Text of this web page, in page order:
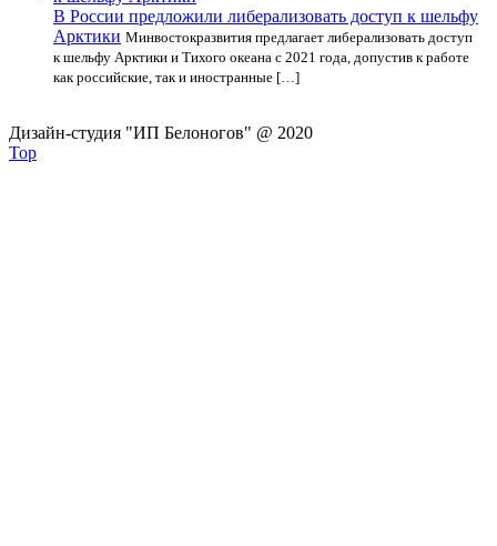
В России предложили либерализовать доступ к шельфу
Арктики Минвостокразвития предлагает либерализовать доступ
к шельфу Арктики и Тихого океана с 2021 года, допустив к работе
как российские, так и иностранные […]
Дизайн-студия "ИП Белоногов" @ 2020
Top